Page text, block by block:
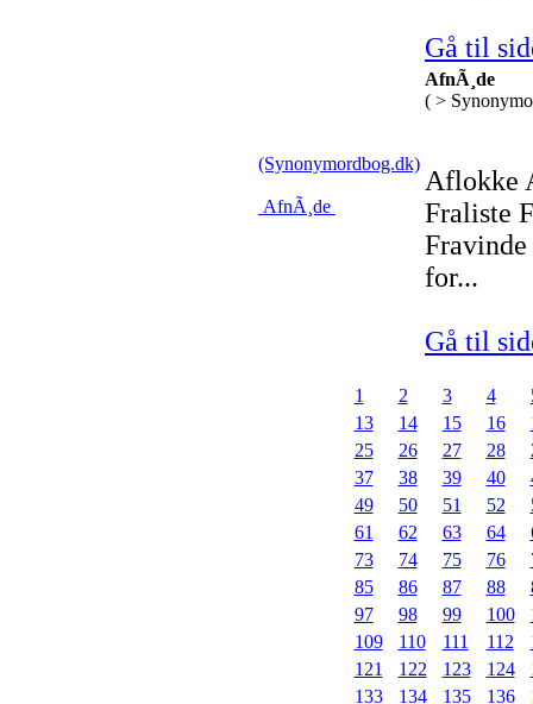
Gå til
(Synonymordbog.dk)
AfnÃ¸de
AfnÃ¸de
( >
Aflokke
Fraliste
for...
Gå til
1 2 3 4
13
14 15 16
25
26 27 28
37
38 39 40
49
50 51 52
61
62 63 64
73
74 75 76
85
86 87 88
97
98 99 100
109
110 111 112
121
122 123 124
133
134 135 136